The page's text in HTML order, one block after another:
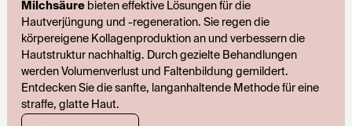
Milchsäurebieten effektive Lösungen für die
Hautverjüngung und -regeneration. Sie regen die
körpereigene Kollagenproduktion an und verbessern die
Hautstruktur nachhaltig. Durch gezielte Behandlungen
werden Volumenverlust und Faltenbildung gemildert.
Entdecken Sie die sanfte, langanhaltende Methode für eine
straffe, glatte Haut.